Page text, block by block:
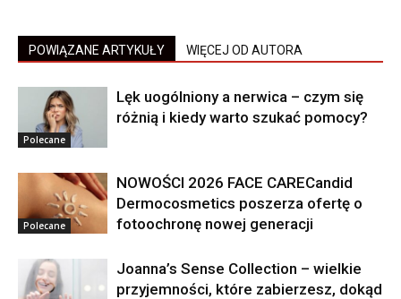
POWIĄZANE ARTYKUŁY WIĘCEJ OD AUTORA
Polecane
Lęk uogólniony a nerwica – czym się
różnią i kiedy warto szukać pomocy?
Polecane
NOWOŚCI 2026 FACE CARECandid
Dermocosmetics poszerza ofertę o
fotoochronę nowej generacji
Joanna’s Sense Collection – wielkie
przyjemności, które zabierzesz, dokąd